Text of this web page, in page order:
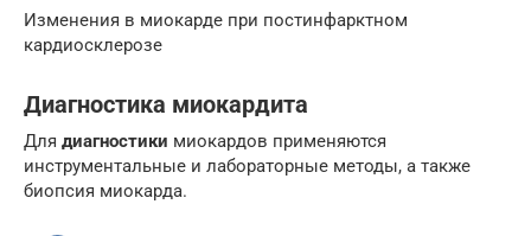
Изменения в миокарде при постинфарктном
кардиосклерозе
Диагностика миокардита
Для диагностики миокардов применяются
инструментальные и лабораторные методы, а также
биопсия миокарда.